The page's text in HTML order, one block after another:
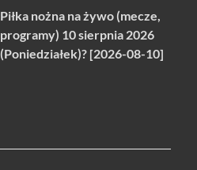
Piłka nożna na żywo (mecze,
programy) 10 sierpnia 2026
(Poniedziałek)? [2026-08-10]